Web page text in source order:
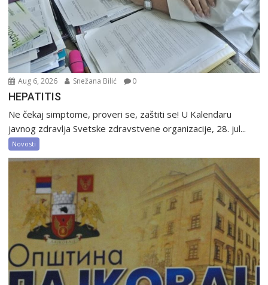
Aug 6, 2026 Snežana Bilić 0
HEPATITIS
Ne čekaj simptome, proveri se, zaštiti se! U Kalendaru
javnog zdravlja Svetske zdravstvene organizacije, 28. jul...
Novosti